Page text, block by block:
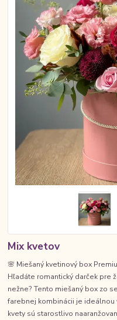
Mix kvetov
🌸 Miešaný kvetinový box
Hľadáte romantický darček pre
nežne? Tento miešaný box zo
farebnej kombinácii je
kvety sú starostlivo